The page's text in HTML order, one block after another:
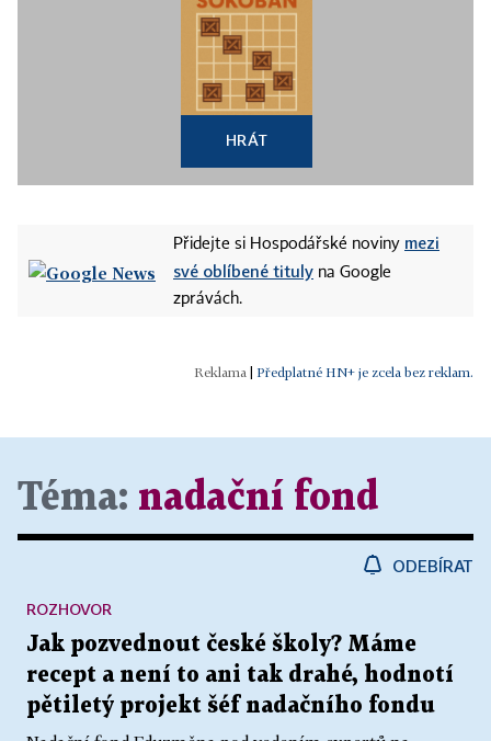
HRÁT
Přidejte si Hospodářské noviny mezi
své oblíbené tituly na Google
zprávách.
Předplatné HN+ je zcela bez reklam.
Téma: nadační fond
ODEBÍRAT
Jak pozvednout české školy? Máme
recept a není to ani tak drahé, hodnotí
pětiletý projekt šéf nadačního fondu
ROZHOVOR